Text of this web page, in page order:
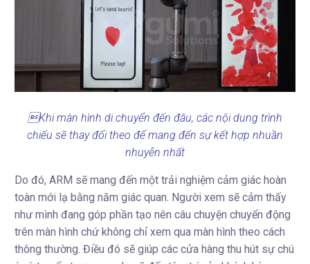
Khi màn hình di chuyển đến đâu, các nội dung trình
chiếu sẽ thay đổi theo để mang đến sự kết hợp nhuần
nhuyễn nhất
Do đó, ARM sẽ mang đến một trải nghiệm cảm giác hoàn
toàn mới lạ bằng năm giác quan. Người xem sẽ cảm thấy
như mình đang góp phần tạo nên câu chuyện chuyển động
trên màn hình chứ không chỉ xem qua màn hình theo cách
thông thường. Điều đó sẽ giúp các cửa hàng thu hút sự chú